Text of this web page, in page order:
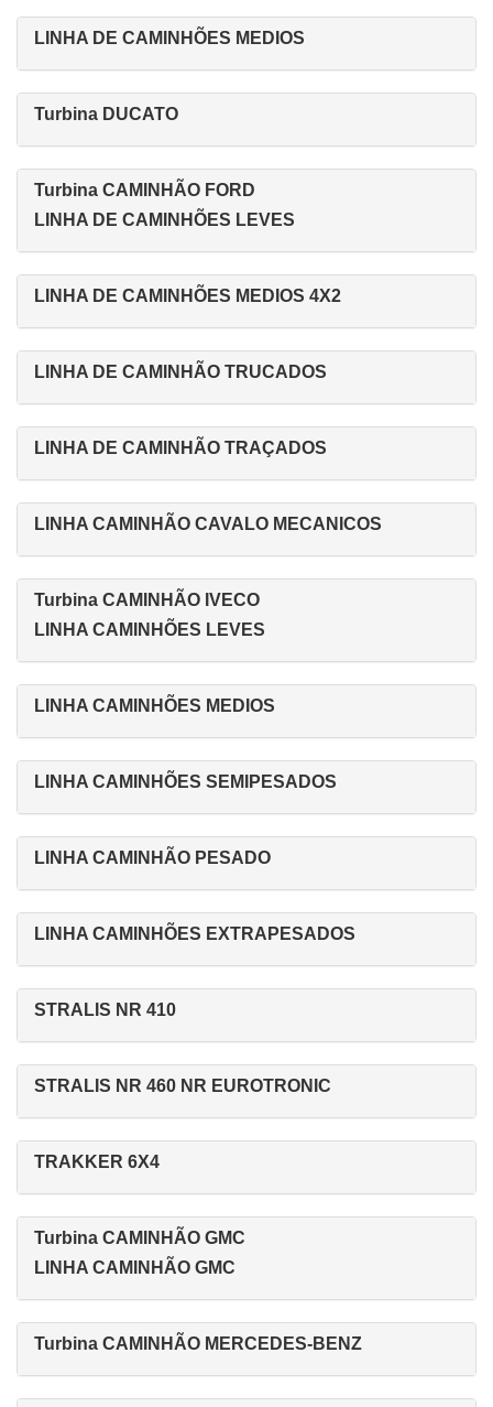
LINHA DE CAMINHÕES MEDIOS
Turbina DUCATO
Turbina CAMINHÃO FORD
LINHA DE CAMINHÕES LEVES
LINHA DE CAMINHÕES MEDIOS 4X2
LINHA DE CAMINHÃO TRUCADOS
LINHA DE CAMINHÃO TRAÇADOS
LINHA CAMINHÃO CAVALO MECANICOS
Turbina CAMINHÃO IVECO
LINHA CAMINHÕES LEVES
LINHA CAMINHÕES MEDIOS
LINHA CAMINHÕES SEMIPESADOS
LINHA CAMINHÃO PESADO
LINHA CAMINHÕES EXTRAPESADOS
STRALIS NR 410
STRALIS NR 460 NR EUROTRONIC
TRAKKER 6X4
Turbina CAMINHÃO GMC
LINHA CAMINHÃO GMC
Turbina CAMINHÃO MERCEDES-BENZ